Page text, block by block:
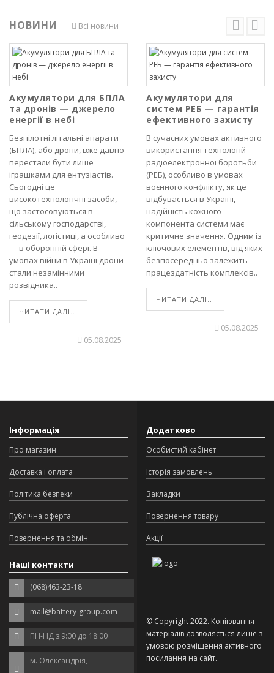
НОВИНИ Всі новини
Акумулятори для БПЛА
та дронів — джерело
енергії в небі
Безпілотні літальні апарати
(БПЛА), або дрони, вже давно
перестали бути лише
іграшками для ентузіастів.
Сьогодні це
високотехнологічні засоби,
що застосовуються в
сільському господарстві,
геодезії, логістиці, а особливо
— в оборонній сфері. В
умовах війни в Україні дрони
стали незамінними
розвідника..
ЧИТАТИ ДАЛІ...
05.08.2025
Акумулятори для
систем РЕБ — гарантія
ефективного захисту
В сучасних умовах активного
використання технологій
радіоелектронної боротьби
(РЕБ), особливо в умовах
воєнного конфлікту, як це
відбувається в Україні,
надійність кожного
компонента системи має
критичне значення. Одним із
ключових елементів, від яких
безпосередньо залежить
працездатність комплексів..
ЧИТАТИ ДАЛІ...
05.08.2025
Інформація
Про магазин
Доставка і оплата
Політика безпеки
Публічна оферта
Повернення та обмін
Додатково
Особистий кабінет
Історія замовлень
Закладки
Повернення товару
Акції
Наші контакти
(068)463-23-18
mail@battery-group.com
ПН-НД з 9:00 до 18:00
м. Олександрія,
© Copyright 2022. Копіювання
матеріалів дозволяється лише з
умовою розміщення активного
посилання на сайт.